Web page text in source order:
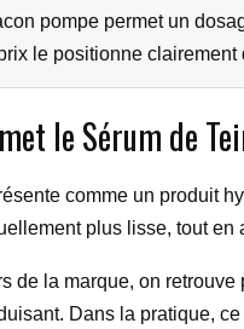
pompe permet un
le positionne clairement
le Sérum de
comme un produit
plus lisse, tout en
de la marque, on
Dans la pratique,